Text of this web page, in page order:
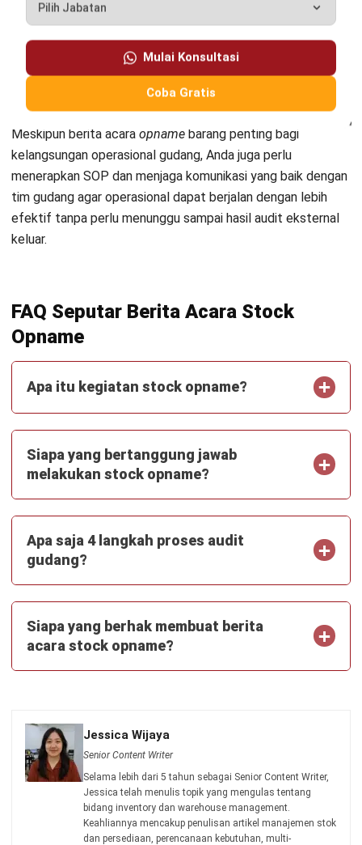
Mulai Konsultasi
Coba Gratis
dalam menjamin kepatuhan perusahaan Anda pada regulasi
pergudangan di Indonesia. Selain itu, pembuatan berita
acara
stok yang baik dan tepat dapat dijadikan
sebagai evaluasi operasional gudang setelah sesi audit
Meskipun berita acara opname barang penting bagi
kelangsungan operasional gudang, Anda juga perlu
menerapkan SOP dan menjaga komunikasi yang baik dengan
tim gudang agar operasional dapat berjalan dengan lebih
efektif tanpa perlu menunggu sampai hasil audit eksternal
keluar.
FAQ Seputar Berita Acara Stock
Opname
Apa itu kegiatan stock opname?
Siapa yang bertanggung jawab
melakukan stock opname?
Apa saja 4 langkah proses audit
gudang?
Siapa yang berhak membuat berita
acara stock opname?
Jessica Wijaya
Senior Content Writer
Selama lebih dari 5 tahun sebagai Senior Content Writer,
Jessica telah menulis topik yang mengulas tentang
bidang inventory dan warehouse management.
Keahliannya mencakup penulisan artikel manajemen stok
dan persediaan, perencanaan kebutuhan, multi-